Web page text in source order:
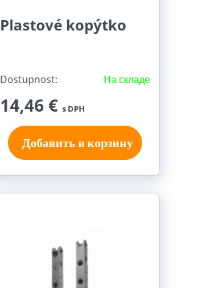
Plastové kopýtko
Dostupnost: На складе
14,46 € s DPH
Добавить в корзину